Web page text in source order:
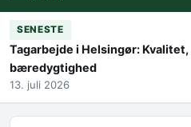
SENESTE
Tagarbejde i Helsingør:
bæredygtighed
13. juli 2026